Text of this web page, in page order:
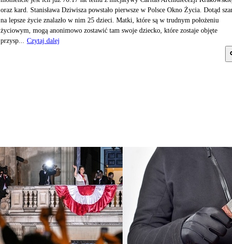
oraz kard. Stanisława Dziwisza powstało pierwsze w Polsce Okno Życia. Dotąd
na lepsze życie znalazło w nim 25 dzieci. Matki, które są w trudnym położeniu
życiowym, mogą anonimowo zostawić tam swoje dziecko, które zostaje objęte
przysp...
Czytaj dalej